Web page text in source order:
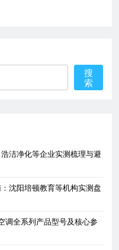
搜
索
洁净化等企业实测梳理与避
沈阳培顿教育等机构实测盘
调全系列产品型号及核心参